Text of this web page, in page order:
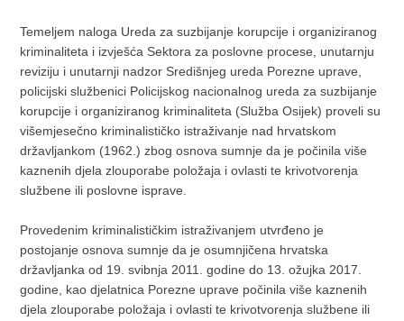
Temeljem naloga Ureda za suzbijanje korupcije i organiziranog
kriminaliteta i izvješća Sektora za poslovne procese, unutarnju
reviziju i unutarnji nadzor Središnjeg ureda Porezne uprave,
policijski službenici Policijskog nacionalnog ureda za suzbijanje
korupcije i organiziranog kriminaliteta (Služba Osijek) proveli su
višemjesečno kriminalističko istraživanje nad hrvatskom
državljankom (1962.) zbog osnova sumnje da je počinila više
kaznenih djela zlouporabe položaja i ovlasti te krivotvorenja
službene ili poslovne isprave.
Provedenim kriminalističkim istraživanjem utvrđeno je
postojanje osnova sumnje da je osumnjičena hrvatska
državljanka od 19. svibnja 2011. godine do 13. ožujka 2017.
godine, kao djelatnica Porezne uprave počinila više kaznenih
djela zlouporabe položaja i ovlasti te krivotvorenja službene ili